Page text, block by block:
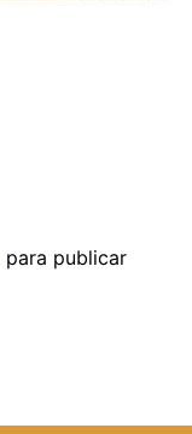
para publicar